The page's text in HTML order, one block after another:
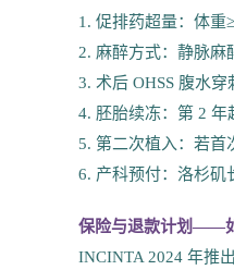
1. 促排药超量：体重
2. 麻醉方式：静脉麻
3. 术后 OHSS 腹水
4. 胚胎续冻：第 2 年
5. 第二次植入：若首
6. 产科预付：洛杉矶
保险与退款计划——
INCINTA 2024 年推